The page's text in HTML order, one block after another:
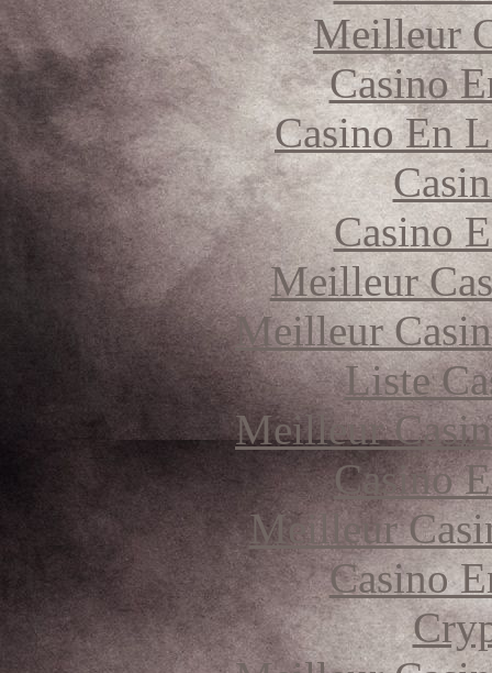
Meilleur
Casino
Casino En
Casino
Meilleur
Meilleur
Liste
Meilleur
Casino
Meilleur
Casino